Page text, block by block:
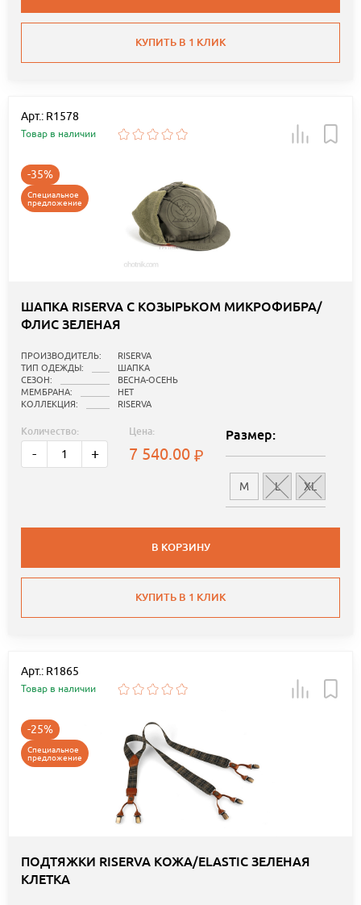
КУПИТЬ В 1 КЛИК
Арт.: R1578
Товар в наличии
-35%
Специальное
предложение
ШАПКА RISERVA С КОЗЫРЬКОМ МИКРОФИБРА/
ФЛИС ЗЕЛЕНАЯ
ПРОИЗВОДИТЕЛЬ:
RISERVA
ТИП ОДЕЖДЫ:
ШАПКА
СЕЗОН:
ВЕСНА-ОСЕНЬ
МЕМБРАНА:
НЕТ
КОЛЛЕКЦИЯ:
RISERVA
Количество:
- +
Цена:
7 540.00
Размер:
M L XL
В КОРЗИНУ
КУПИТЬ В 1 КЛИК
Арт.: R1865
Товар в наличии
-25%
Специальное
предложение
ПОДТЯЖКИ RISERVA КОЖА/ELASTIC ЗЕЛЕНАЯ
КЛЕТКА